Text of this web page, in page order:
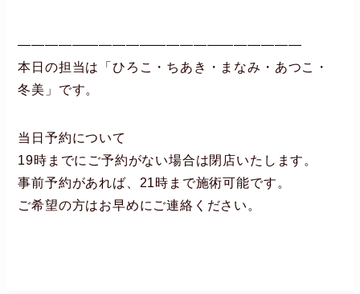
―――――――――――――――――――――
本日の担当は「ひろこ・ちあき・まなみ・あつこ・
冬美」です。
当日予約について
19時までにご予約がない場合は閉店いたします。
事前予約があれば、21時まで施術可能です。
ご希望の方はお早めにご連絡ください。